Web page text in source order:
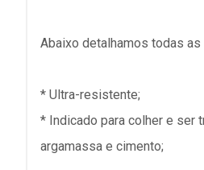
Abaixo detalhamos todas
* Ultra-resistente;
* Indicado para colher e ser
argamassa e cimento;